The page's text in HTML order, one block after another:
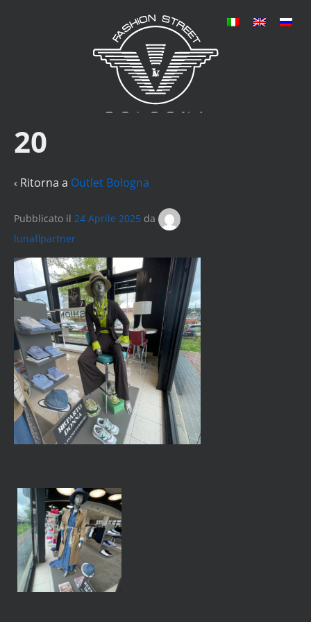
20
‹ Ritorna a Outlet Bologna
Pubblicato il 24 Aprile 2025 da
lunaflpartner